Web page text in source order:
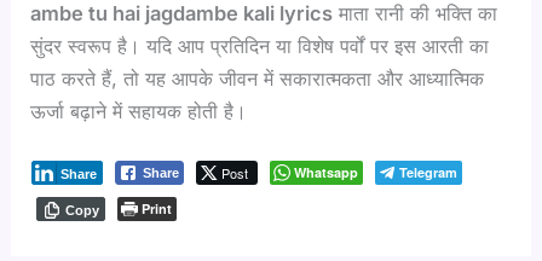
ambe tu hai jagdambe kali lyrics माता रानी की भक्ति का
सुंदर स्वरूप है। यदि आप प्रतिदिन या विशेष पर्वों पर इस आरती का
पाठ करते हैं, तो यह आपके जीवन में सकारात्मकता और आध्यात्मिक
ऊर्जा बढ़ाने में सहायक होती है।
Share Post
Share Whatsapp Telegram
Copy Print